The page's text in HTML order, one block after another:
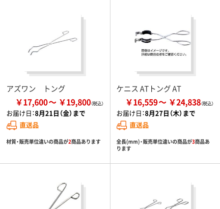
アズワン トング
￥17,600 ￥19,800
お届け日：8月21日（金）まで
直送品
材質・販売単位違いの商品が2商品あります
ケニス ATトング AT
￥16,559 ￥24,838
お届け日：8月27日（木）まで
直送品
全長(mm)・販売単位違いの商品が3商品あ
ります